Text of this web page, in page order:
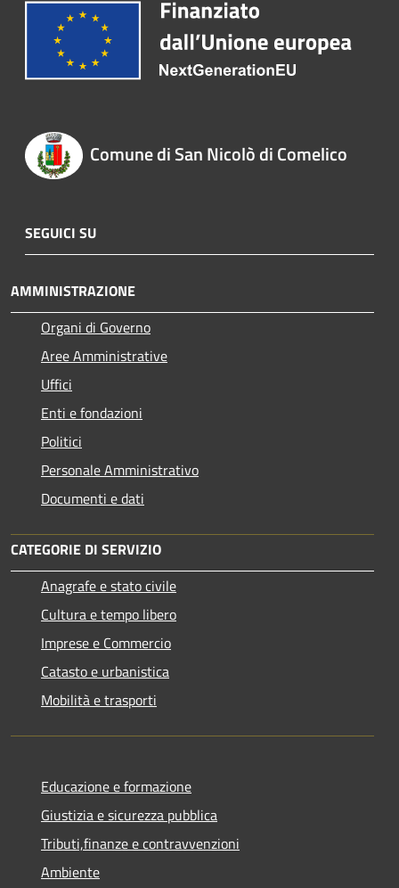
Comune di San Nicolò di Comelico
SEGUICI SU
AMMINISTRAZIONE
Organi di Governo
Aree Amministrative
Uffici
Enti e fondazioni
Politici
Personale Amministrativo
Documenti e dati
CATEGORIE DI SERVIZIO
Anagrafe e stato civile
Cultura e tempo libero
Imprese e Commercio
Catasto e urbanistica
Mobilità e trasporti
Educazione e formazione
Giustizia e sicurezza pubblica
Tributi,finanze e contravvenzioni
Ambiente